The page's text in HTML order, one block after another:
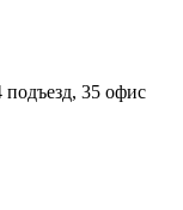
35 офис